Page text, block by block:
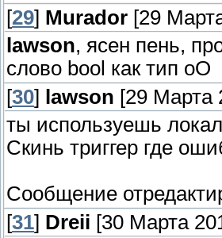
[29] Murador [29
lawson, ясен пень,
слово bool как тип оО
[30] lawson [29 Марта
ты используешь
Скинь триггер где
Сообщение
[31] Dreii [30 Марта